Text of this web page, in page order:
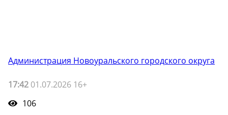
Администрация Новоуральского городского округа
17:42 01.07.2026 16+
106